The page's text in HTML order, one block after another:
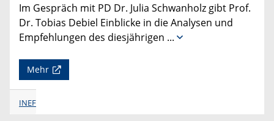
Im Gespräch mit PD Dr. Julia Schwanholz gibt Prof.
Dr. Tobias Debiel Einblicke in die Analysen und
Empfehlungen des diesjährigen ...
Mehr
INEF